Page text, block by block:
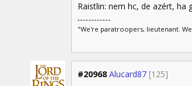
Raistlin: nem hc, de azért, ha
"We're paratroopers, lieutenant.
#20968 Alucard87 [125]